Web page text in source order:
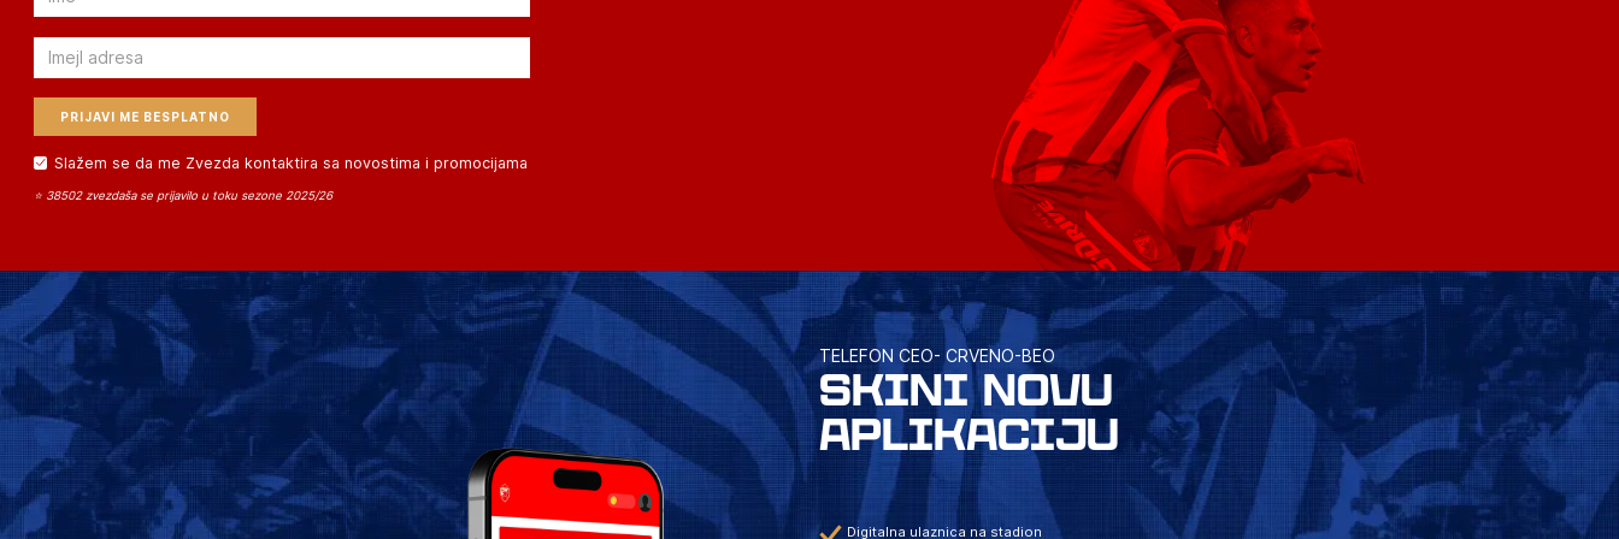
Email
Slažem se da me Zvezda kontaktira sa novostima i promocijama
⭐ 38502 zvezdaša se prijavilo u toku sezone 2025/26
TELEFON CEO- CRVENO-BEO
SKINI NOVU
APLIKACIJU
Digitalna ulaznica na stadion